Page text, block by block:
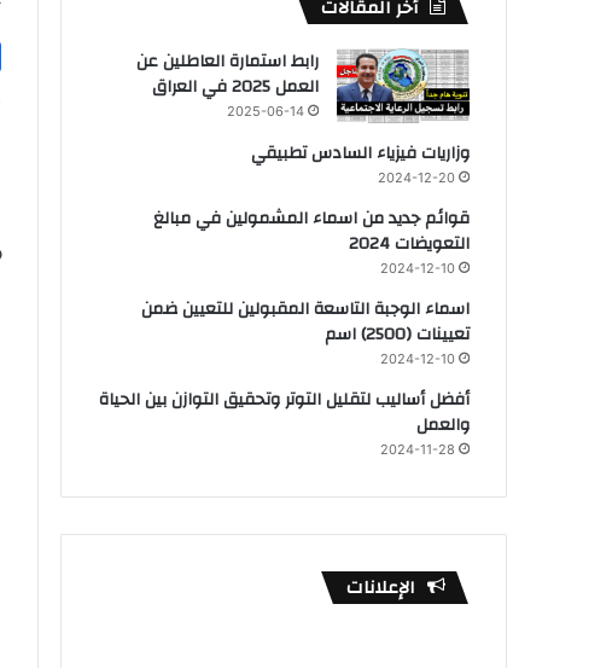
أخر المقالات
رابط استمارة العاطلين عن
العمل 2025 في العراق
2025-06-14
وزاريات فيزياء السادس تطبيقي
2024-12-20
قوائم جديد من اسماء المشمولين في مبالغ
التعويضات 2024
2024-12-10
اسماء الوجبة التاسعة المقبولين للتعيين ضمن
تعيينات (2500) اسم
2024-12-10
أفضل أساليب لتقليل التوتر وتحقيق التوازن بين الحياة
والعمل
2024-11-28
الإعلانات